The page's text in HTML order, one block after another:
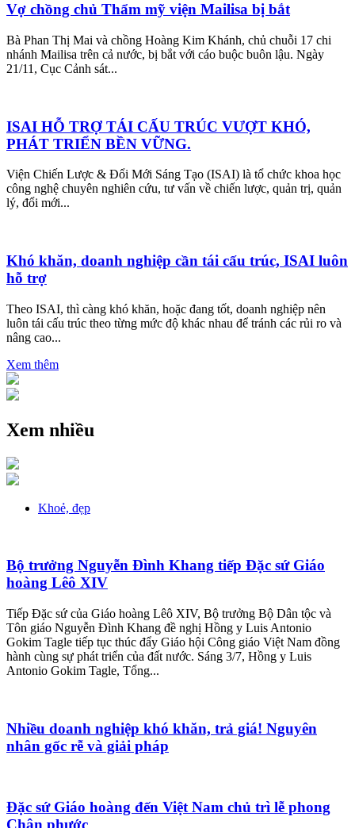
Vợ chồng chủ Thẩm mỹ viện Mailisa bị bắt
Bà Phan Thị Mai và chồng Hoàng Kim Khánh, chủ chuỗi 17 chi
nhánh Mailisa trên cả nước, bị bắt với cáo buộc buôn lậu. Ngày
21/11, Cục Cảnh sát...
ISAI HỖ TRỢ TÁI CẤU TRÚC VƯỢT KHÓ,
PHÁT TRIỂN BỀN VỮNG.
Viện Chiến Lược & Đổi Mới Sáng Tạo (ISAI) là tổ chức khoa học
công nghệ chuyên nghiên cứu, tư vấn về chiến lược, quản trị, quản
lý, đổi mới...
Khó khăn, doanh nghiệp cần tái cấu trúc, ISAI luôn
hỗ trợ
Theo ISAI, thì càng khó khăn, hoặc đang tốt, doanh nghiệp nên
luôn tái cấu trúc theo từng mức độ khác nhau để tránh các rủi ro và
nâng cao...
Xem thêm
Xem nhiều
Khoẻ, đẹp
Bộ trưởng Nguyễn Đình Khang tiếp Đặc sứ Giáo
hoàng Lêô XIV
Tiếp Đặc sứ của Giáo hoàng Lêô XIV, Bộ trưởng Bộ Dân tộc và
Tôn giáo Nguyễn Đình Khang đề nghị Hồng y Luis Antonio
Gokim Tagle tiếp tục thúc đẩy Giáo hội Công giáo Việt Nam đồng
hành cùng sự phát triển của đất nước. Sáng 3/7, Hồng y Luis
Antonio Gokim Tagle, Tổng...
Nhiều doanh nghiệp khó khăn, trả giá! Nguyên
nhân gốc rễ và giải pháp
Đặc sứ Giáo hoàng đến Việt Nam chủ trì lễ phong
Chân phước